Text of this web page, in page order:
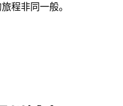
程非同一般。